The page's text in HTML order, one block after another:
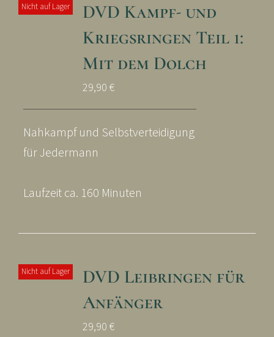
Nicht auf Lager
DVD Kampf- und
Kriegsringen Teil 1:
Mit dem Dolch
29,90 €
Nahkampf und Selbstverteidigung
für Jedermann
Laufzeit ca. 160 Minuten
Nicht auf Lager
DVD Leibringen für
Anfänger
29,90 €